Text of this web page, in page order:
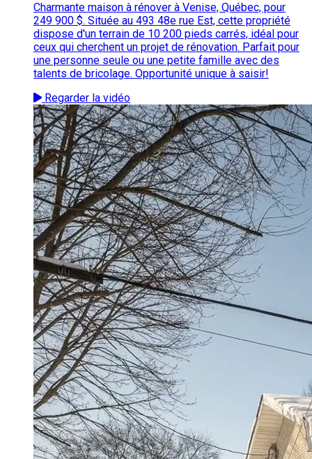
Charmante maison à rénover à Venise, Québec, pour
249 900 $. Située au 493 48e rue Est, cette propriété
dispose d'un terrain de 10 200 pieds carrés, idéal pour
ceux qui cherchent un projet de rénovation. Parfait pour
une personne seule ou une petite famille avec des
talents de bricolage. Opportunité unique à saisir!
Regarder la vidéo